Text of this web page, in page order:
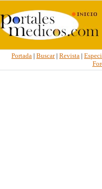
Portada | Buscar| Revista |